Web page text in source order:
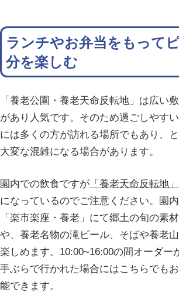
ランチやお弁当をもって
分を楽しむ
「養老公園・養老天命反転地」は広い
があり人気です。そのため過ごしやす
には多くの方が訪れる場所でもあり、
大変な混雑になる場合があります。
園内での飲食ですが 「養老天命反転地
になっているのでご注意ください。園
「楽市楽座・養老」にて郷土の旬の素
や、養老名物の滝ビール、そばや養老
楽しめます。10:00~16:00の間オーダー
手ぶらで行かれた場合にはこちらでも
能できます。